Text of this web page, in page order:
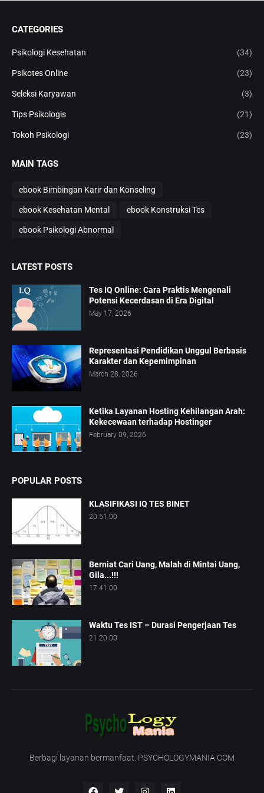
CATEGORIES
Psikologi Kesehatan (34)
Psikotes Online (23)
Seleksi Karyawan (3)
Tips Psikologis (21)
Tokoh Psikologi (23)
MAIN TAGS
ebook Bimbingan Karir dan Konseling
ebook Kesehatan Mental ebook Konstruksi Tes
ebook Psikologi Abnormal
LATEST POSTS
Tes IQ Online: Cara Praktis Mengenali
Potensi Kecerdasan di Era Digital
May 17, 2026
Representasi Pendidikan Unggul Berbasis
Karakter dan Kepemimpinan
March 28, 2026
Ketika Layanan Hosting Kehilangan Arah:
Kekecewaan terhadap Hostinger
February 09, 2026
POPULAR POSTS
KLASIFIKASI IQ TES BINET
20.51.00
Berniat Cari Uang, Malah di Mintai Uang,
Gila...!!!
17.41.00
Waktu Tes IST – Durasi Pengerjaan Tes
21.20.00
Berbagi layanan bermanfaat. PSYCHOLOGYMANIA.COM